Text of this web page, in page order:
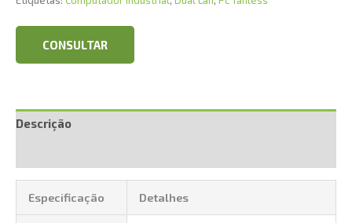
CONSULTAR
Descrição
Especificação Detalhes